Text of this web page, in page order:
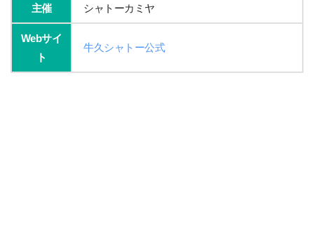
主催 シャトーカミヤ
Webサイ
ト
牛久シャトー公式